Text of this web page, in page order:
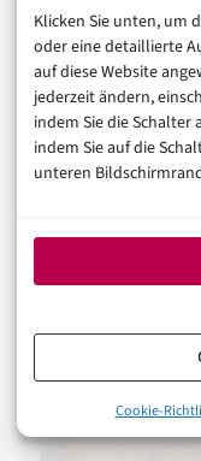
Klicken Sie unten, um
oder eine detaillierte
auf diese Website
jederzeit ändern,
indem Sie die
indem Sie auf die
unteren
Cookie-
Ein Blick auf
Passkeyszeigt: Der
Massenmarkt
Standard nicht,
Anreiz sehen, ihre
Siri AI in